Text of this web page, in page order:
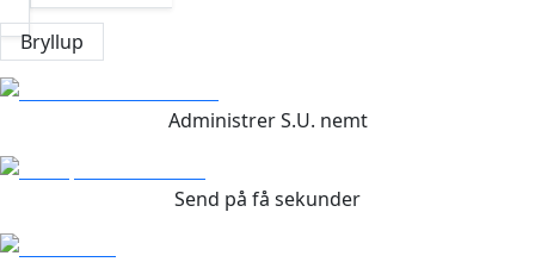
Bryllup
Administrer S.U. nemt
Send på få sekunder